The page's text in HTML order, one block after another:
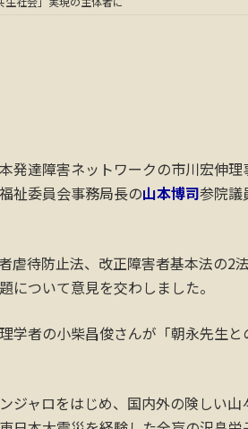
発達障害ネットワークの市川宏伸理
祉委員会事務局長の山本博司参院議
虐待防止法、改正障害者基本法の2
について意見を交わしました。
学者の小柴昌俊さんが「朝永先生と
ジャロをはじめ、国内外の険しい山